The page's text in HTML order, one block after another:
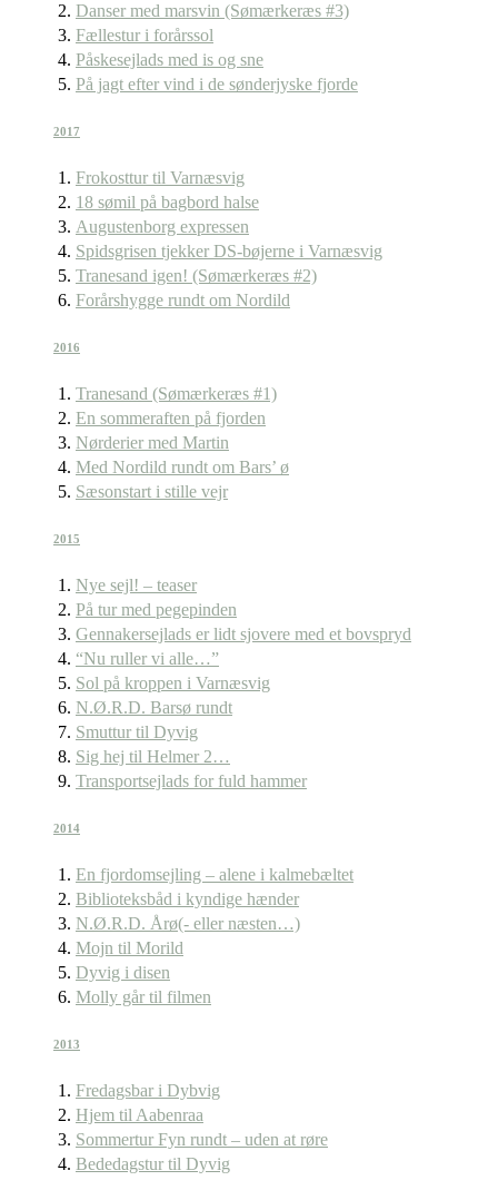
Danser med marsvin (Sømærkeræs #3)
Fællestur i forårssol
Påskesejlads med is og sne
På jagt efter vind i de sønderjyske fjorde
2017
Frokosttur til Varnæsvig
18 sømil på bagbord halse
Augustenborg expressen
Spidsgrisen tjekker DS-bøjerne i Varnæsvig
Tranesand igen! (Sømærkeræs #2)
Forårshygge rundt om Nordild
2016
Tranesand (Sømærkeræs #1)
En sommeraften på fjorden
Nørderier med Martin
Med Nordild rundt om Bars’ ø
Sæsonstart i stille vejr
2015
Nye sejl! – teaser
På tur med pegepinden
Gennakersejlads er lidt sjovere med et bovspryd
“Nu ruller vi alle…”
Sol på kroppen i Varnæsvig
N.Ø.R.D. Barsø rundt
Smuttur til Dyvig
Sig hej til Helmer 2…
Transportsejlads for fuld hammer
2014
En fjordomsejling – alene i kalmebæltet
Biblioteksbåd i kyndige hænder
N.Ø.R.D. Årø(- eller næsten…)
Mojn til Morild
Dyvig i disen
Molly går til filmen
2013
Fredagsbar i Dybvig
Hjem til Aabenraa
Sommertur Fyn rundt – uden at røre
Bededagstur til Dyvig